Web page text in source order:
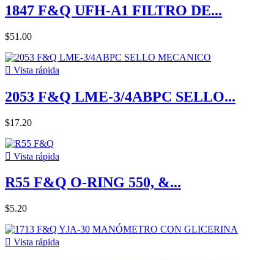
1847 F&Q UFH-A1 FILTRO DE...
$51.00
 Vista rápida
2053 F&Q LME-3/4ABPC SELLO...
$17.20
 Vista rápida
R55 F&Q O-RING 550, &...
$5.20
 Vista rápida